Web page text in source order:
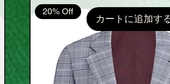
カートに追加す
20% Off